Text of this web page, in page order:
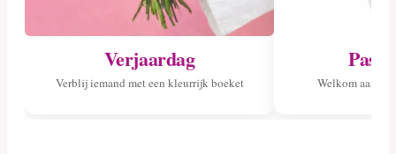
Verjaardag
Verblij iemand met een kleurrijk boeket Welkom aan